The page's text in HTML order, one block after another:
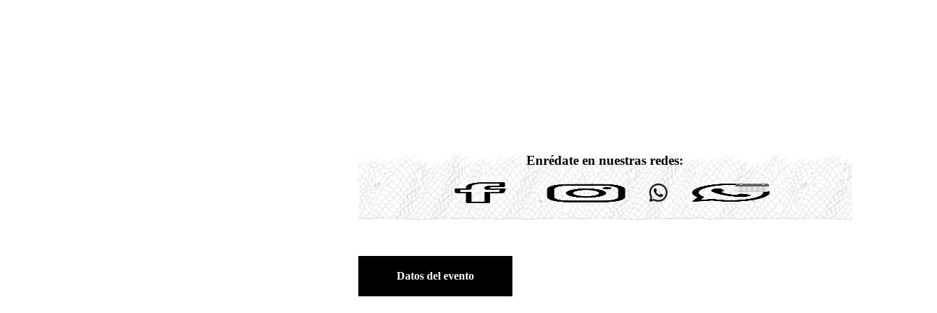
Enrédate en nuestras redes:
Datos del evento